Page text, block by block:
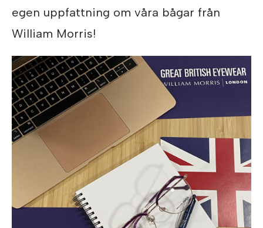
egen uppfattning om våra bågar från
William Morris!